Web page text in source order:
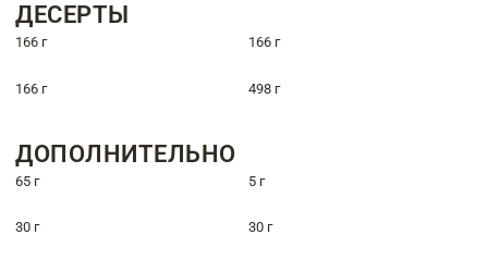
ДЕСЕРТЫ
166 г 166 г
166 г 498 г
ДОПОЛНИТЕЛЬНО
65 г 5 г
30 г 30 г